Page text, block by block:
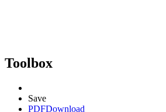
Toolbox
Save
PDFDownload